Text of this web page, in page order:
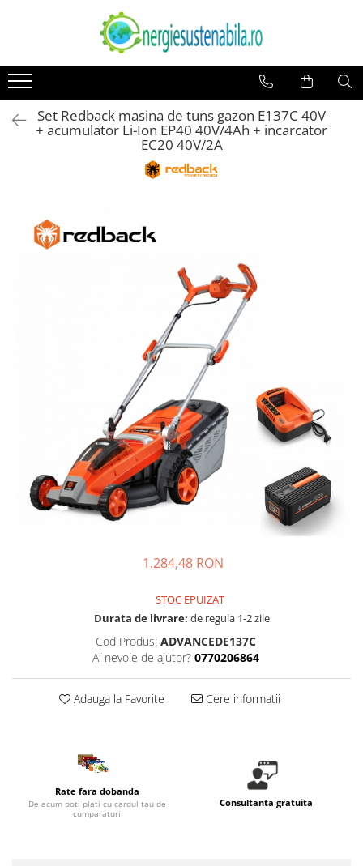
Incalzire si climatizare
Sisteme de ventilatie
Panouri solare fotovoltaice
Panouri solare policristaline
Panouri solare termice
Accesorii panouri solare termice
Pachete panouri solare termice
Panouri solare nepresurizate
termosifon
Set Redback masina de tuns gazon E137C 40V
+ acumulator Li-Ion EP40 40V/4Ah + incarcator
EC20 40V/2A
1.284,48 RON
STOC EPUIZAT
Durata de livrare: de regula 1-2 zile
Cod Produs: ADVANCEDE137C
Ai nevoie de ajutor? 0770206864
Adauga la Favorite Cere informatii
Rate fara dobanda
De acum poti plati cu cardul tau de
cumparaturi
Consultanta gratuita